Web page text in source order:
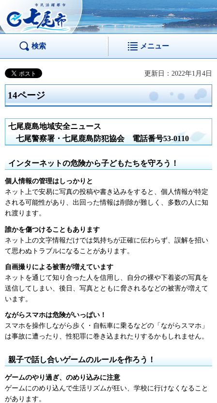
市民活躍都市 七尾
市
検索 メニュー
更新日：2022年1月4日
14ページ
七尾鹿島地域安全ニュース
七尾警察署・七尾鹿島防犯協会 電話番号53-0110
インターネットの危険から子どもたちを守ろう！
個人情報の管理はしっかりと
ネット上で安易に写真の投稿や書き込みをすると、個人情報が特定
される可能性があり、出回った情報は削除が難しく、多数の人に知
れ渡ります。
誰かを傷つけることもあります
ネット上の文字情報だけでは気持ちが正確に伝わらず、誤解を招い
て思わぬトラブルになることがあります。
自画撮りによる被害が増えています
ネットを通じて知り合った人を信用し、自分の裸や下着姿の写真を
送信してしまい、後日、写真とともに脅されるなどの被害が増えて
います。
ながらスマホは危険がいっぱい！
スマホを操作しながら歩く・自転車に乗るなどの「ながらスマホ」
は事故に遭ったり、性犯罪に巻き込まれたりするかもしれません。
親子で話し合いゲームのルールを作ろう！
ゲームのやり過ぎ、のめり込みに注意
ゲームにのめり込んで生活リズムが狂い、学校に行けなくなること
があります。